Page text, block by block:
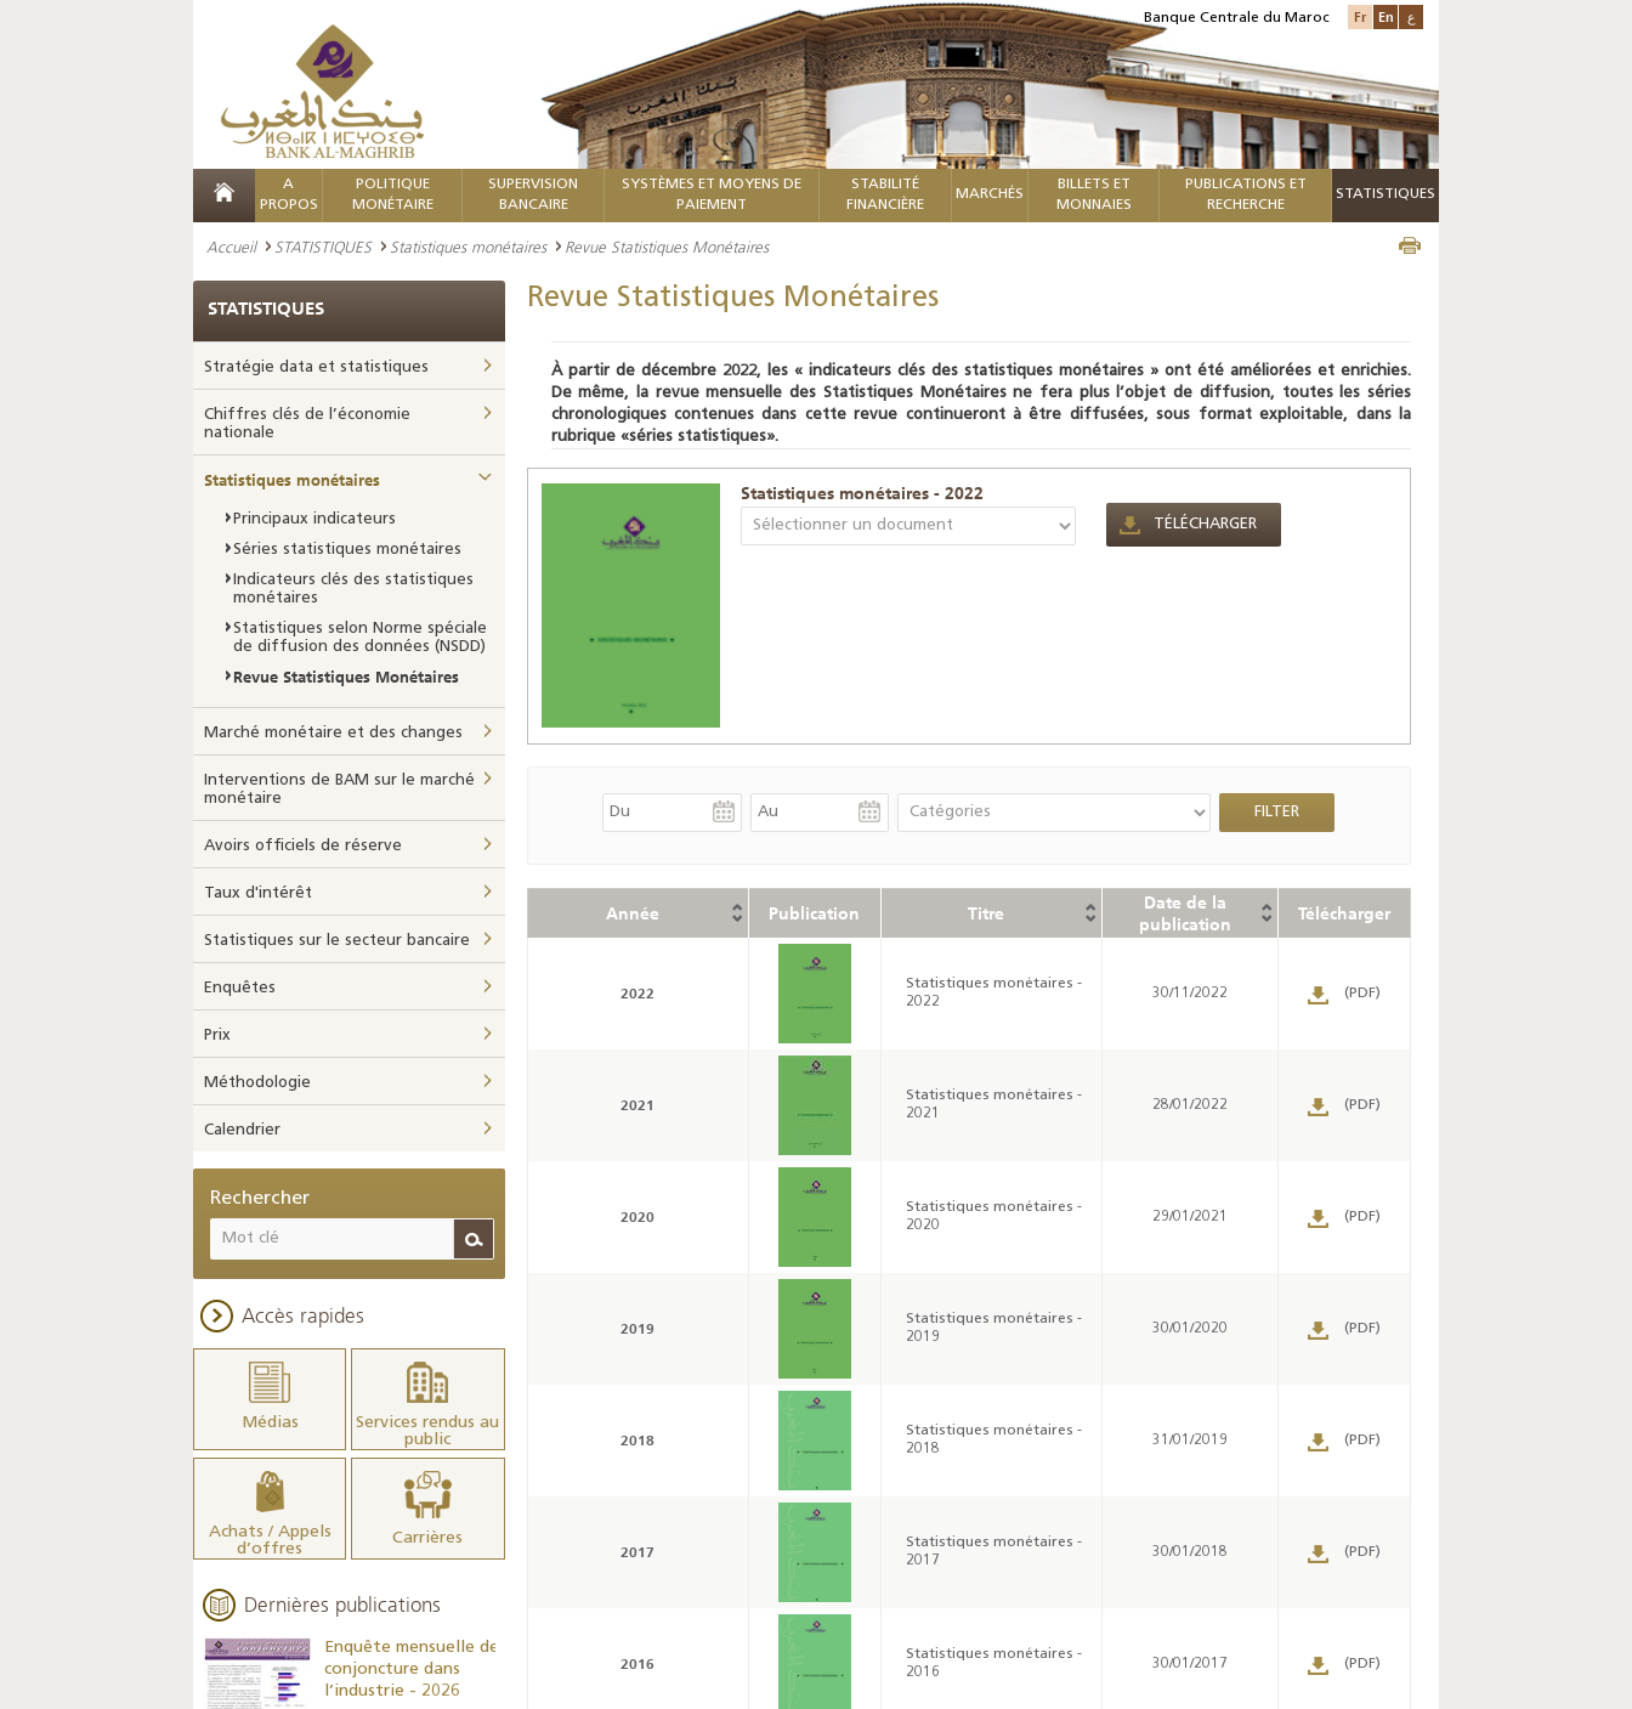
Banque Centrale du Maroc Fr En ع
A
PROPOS
POLITIQUE
MONÉTAIRE
SUPERVISION
BANCAIRE
SYSTÈMES ET MOYENS DE
PAIEMENT
STABILITÉ
FINANCIÈRE
MARCHÉS
BILLETS ET
MONNAIES
PUBLICATIONS ET
RECHERCHE
STATISTIQUES
Accueil STATISTIQUES Statistiques monétaires Revue Statistiques Monétaires
Revue Statistiques Monétaires
À partir de décembre 2022, les « indicateurs clés des statistiques monétaires » ont été améliorées et enrichies.
De même, la revue mensuelle des Statistiques Monétaires ne fera plus l’objet de diffusion, toutes les séries
chronologiques contenues dans cette revue continueront à être diffusées, sous format exploitable, dans la
rubrique «séries statistiques».
Statistiques monétaires - 2022
TÉLÉCHARGER
Année Publication Titre
Date de la
publication
Télécharger
2022
Statistiques monétaires -
2022
30/11/2022 (PDF)
2021
Statistiques monétaires -
2021
28/01/2022 (PDF)
2020
Statistiques monétaires -
2020
29/01/2021 (PDF)
2019
Statistiques monétaires -
2019
30/01/2020 (PDF)
2018
Statistiques monétaires -
2018
31/01/2019 (PDF)
2017
Statistiques monétaires -
2017
30/01/2018 (PDF)
2016
Statistiques monétaires -
2016
30/01/2017 (PDF)
STATISTIQUES
Stratégie data et statistiques
Chiffres clés de l’économie
nationale
Statistiques monétaires
Principaux indicateurs
Séries statistiques monétaires
Indicateurs clés des statistiques
monétaires
Statistiques selon Norme spéciale
de diffusion des données (NSDD)
Revue Statistiques Monétaires
Marché monétaire et des changes
Interventions de BAM sur le marché
monétaire
Avoirs officiels de réserve
Taux d'intérêt
Statistiques sur le secteur bancaire
Enquêtes
Prix
Méthodologie
Calendrier
Rechercher
Accès rapides
Médias
Services rendus au
public
Achats / Appels
d’offres
Carrières
Dernières publications
Enquête mensuelle de
conjoncture dans
l’industrie - 2026
de l’enquête de
Indicateurs clés des
statistiques
conjoncture dans